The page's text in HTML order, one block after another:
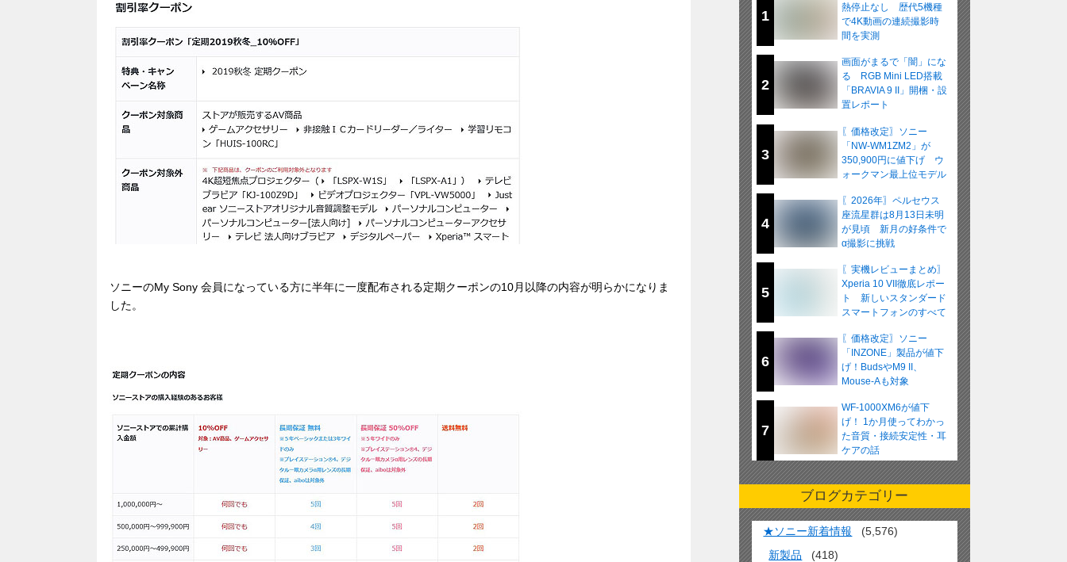
c
e
b
o
o
n
a
a
d
er
ソニーのMy Sony 会員になっている方に半年に一度配布される定期クーポンの10月以降の内容が明らかになりま
した。
1
熱停止なし 歴代5機種
で4K動画の連続撮影時
間を実測
2
画面がまるで「闇」にな
る RGB Mini LED搭載
「BRAVIA 9 II」開梱・設
置レポート
3
〖価格改定〗ソニー
「NW-WM1ZM2」が
350,900円に値下げ ウ
ォークマン最上位モデル
4
〖2026年〗ペルセウス
座流星群は8月13日未明
が見頃 新月の好条件で
α撮影に挑戦
5
〖実機レビューまとめ〗
Xperia 10 VII徹底レポー
ト 新しいスタンダード
スマートフォンのすべて
6
〖価格改定〗ソニー
「INZONE」製品が値下
げ！BudsやM9 II、
Mouse-Aも対象
7
WF-1000XM6が値下
げ！ 1か月使ってわかっ
た音質・接続安定性・耳
ケアの話
ブログカテゴリー
★ソニー新着情報
(5,576)
新製品
(418)